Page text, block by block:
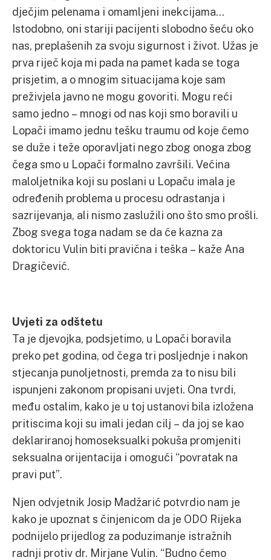
dječjim pelenama i omamljeni inekcijama…
Istodobno, oni stariji pacijenti slobodno šeću oko
nas, preplašenih za svoju sigurnost i život. Užas je
prva riječ koja mi pada na pamet kada se toga
prisjetim, a o mnogim situacijama koje sam
preživjela javno ne mogu govoriti. Mogu reći
samo jedno – mnogi od nas koji smo boravili u
Lopači imamo jednu tešku traumu od koje ćemo
se duže i teže oporavljati nego zbog onoga zbog
čega smo u Lopači formalno završili. Većina
maloljetnika koji su poslani u Lopaču imala je
određenih problema u procesu odrastanja i
sazrijevanja, ali nismo zaslužili ono što smo prošli.
Zbog svega toga nadam se da će kazna za
doktoricu Vulin biti pravična i teška – kaže Ana
Dragičević.
Uvjeti za odštetu
Ta je djevojka, podsjetimo, u Lopači boravila
preko pet godina, od čega tri posljednje i nakon
stjecanja punoljetnosti, premda za to nisu bili
ispunjeni zakonom propisani uvjeti. Ona tvrdi,
među ostalim, kako je u toj ustanovi bila izložena
pritiscima koji su imali jedan cilj – da joj se kao
deklariranoj homoseksualki pokuša promjeniti
seksualna orijentacija i omogući “povratak na
pravi put”.
Njen odvjetnik Josip Madžarić potvrdio nam je
kako je upoznat s činjenicom da je ODO Rijeka
podnijelo prijedlog za poduzimanje istražnih
radnji protiv dr. Mirjane Vulin. “Budno ćemo